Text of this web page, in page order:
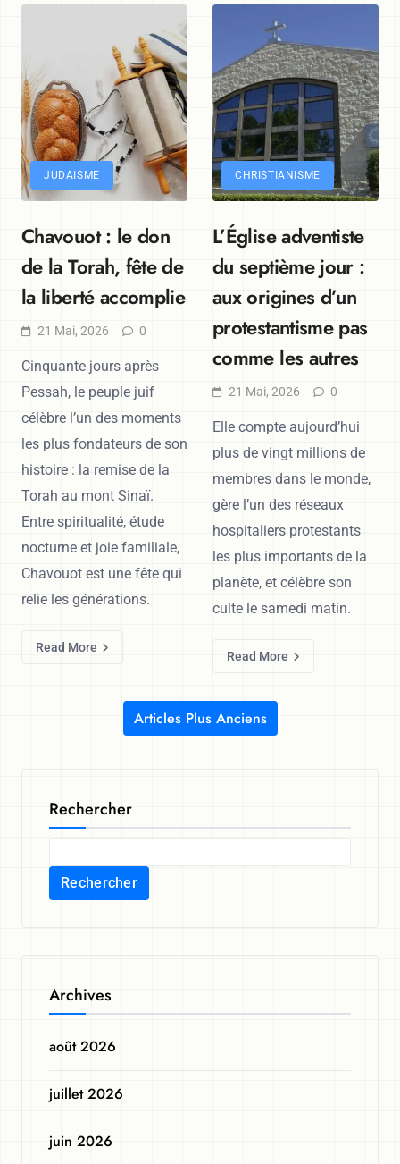
JUDAISME
Chavouot : le don
de la Torah, fête de
la liberté accomplie
21 Mai, 2026 0
Cinquante jours après
Pessah, le peuple juif
célèbre l’un des moments
les plus fondateurs de son
histoire : la remise de la
Torah au mont Sinaï.
Entre spiritualité, étude
nocturne et joie familiale,
Chavouot est une fête qui
relie les générations.
Read More
CHRISTIANISME
L’Église adventiste
du septième jour :
aux origines d’un
protestantisme pas
comme les autres
21 Mai, 2026 0
Elle compte aujourd’hui
plus de vingt millions de
membres dans le monde,
gère l’un des réseaux
hospitaliers protestants
les plus importants de la
planète, et célèbre son
culte le samedi matin.
Read More
Navigation des articles
Articles Plus Anciens
Rechercher
Rechercher
Archives
août 2026
juillet 2026
juin 2026